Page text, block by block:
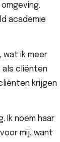
academie
wat ik meer
als cliënten
krijgen
Ik noem haar
mij, want